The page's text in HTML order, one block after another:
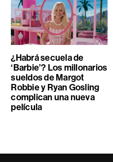
¿Habrá secuela de
‘Barbie’? Los millonarios
sueldos de Margot
Robbie y Ryan Gosling
complican una nueva
película